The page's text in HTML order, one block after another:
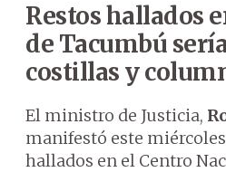
Restos hallados
de Tacumbú
costillas y
El ministro de Justicia,
manifestó este
hallados en el Centro